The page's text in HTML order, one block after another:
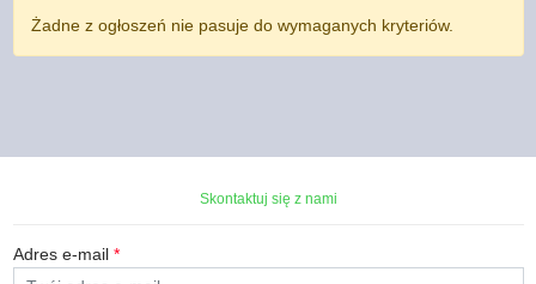
Żadne z ogłoszeń nie pasuje do wymaganych kryteriów.
Skontaktuj się z nami
Adres e-mail *